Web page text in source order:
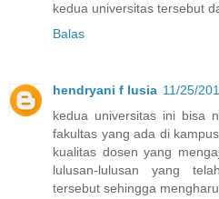
kedua universitas tersebut
Balas
hendryani f lusia 11/25/
kedua universitas ini bisa
fakultas yang ada di
kualitas dosen yang
lulusan-lulusan yang
tersebut sehingga